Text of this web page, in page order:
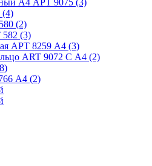
А4 АРТ 9075 (3)
(4)
(2)
(3)
АРТ 8259 А4 (3)
ART 9072 С A4 (2)
А4 (2)